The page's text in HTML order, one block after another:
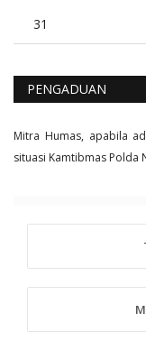
31
PENGADUAN
Mitra Humas, apabila
situasi Kamtibmas Polda